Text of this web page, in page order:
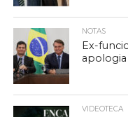
NOTAS
Ex-
VIDEOTECA